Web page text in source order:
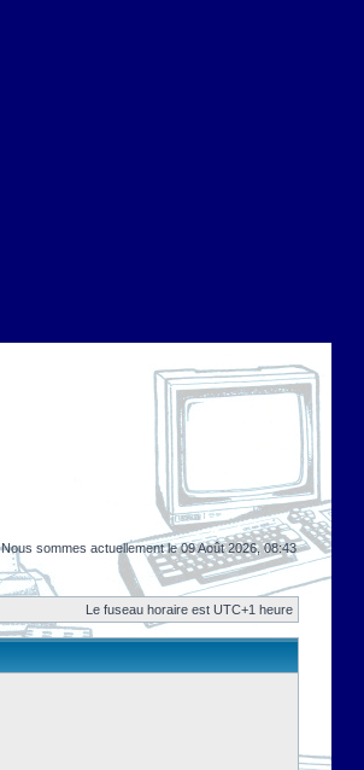
Nous sommes actuellement le 09 Août 2026, 08:43
Le fuseau horaire est UTC+1 heure